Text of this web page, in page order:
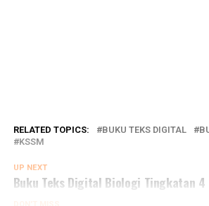
RELATED TOPICS: BUKU TEKS DIGITAL
KSSM
UP NEXT
Buku Teks Digital Biologi Tingkatan 4